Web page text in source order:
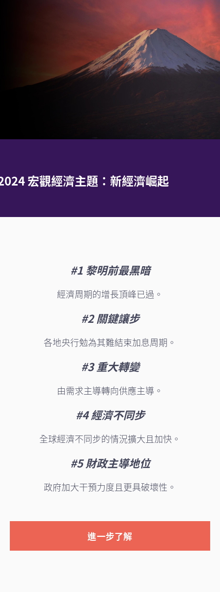
宏觀經濟主題：新經濟崛起
#1 黎明前最黑暗
經濟周期的增長頂峰已過。
#2 關鍵讓步
各地央行勉為其難結束加息周期。
#3 重大轉變
由需求主導轉向供應主導。
#4 經濟不同步
全球經濟不同步的情況擴大且加快。
#5 財政主導地位
政府加大干預力度且更具破壞性。
進一步了解